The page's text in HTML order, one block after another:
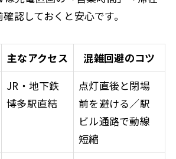
認しておくと安心です。
主なアクセス
混雑回避のコツ
JR・地下鉄
博多駅直結
点灯直後と閉場
前を避ける／駅
ビル通路で動線
短縮